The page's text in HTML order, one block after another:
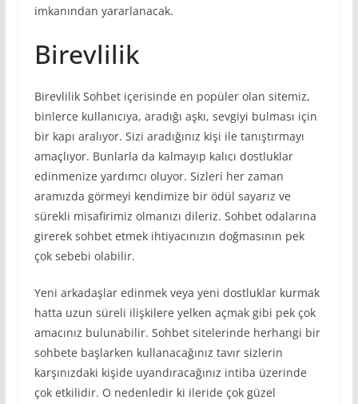
imkanından yararlanacak.
Birevlilik
Birevlilik Sohbet içerisinde en popüler olan sitemiz,
binlerce kullanıcıya, aradığı aşkı, sevgiyi bulması için
bir kapı aralıyor. Sizi aradığınız kişi ile tanıştırmayı
amaçlıyor. Bunlarla da kalmayıp kalıcı dostluklar
edinmenize yardımcı oluyor. Sizleri her zaman
aramızda görmeyi kendimize bir ödül sayarız ve
sürekli misafirimiz olmanızı dileriz. Sohbet odalarına
girerek sohbet etmek ihtiyacınızın doğmasının pek
çok sebebi olabilir.
Yeni arkadaşlar edinmek veya yeni dostluklar kurmak
hatta uzun süreli ilişkilere yelken açmak gibi pek çok
amacınız bulunabilir. Sohbet sitelerinde herhangi bir
sohbete başlarken kullanacağınız tavır sizlerin
karşınızdaki kişide uyandıracağınız intiba üzerinde
çok etkilidir. O nedenledir ki ileride çok güzel